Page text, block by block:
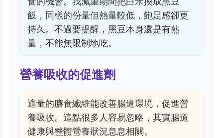
飯，同樣的份量但熱量較低，飽足感卻更
持久。不過要提醒，黑豆本身還是有熱
量，不能無限制地吃。
營養吸收的促進劑
適量的膳食纖維能改善腸道環境，促進營
養吸收。這點很多人容易忽略，其實腸道
健康與整體營養狀況息息相關。